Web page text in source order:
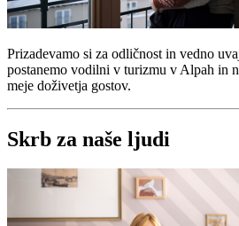
Prizadevamo si za odličnost in vedno
postanemo vodilni v turizmu v Alpah in
meje doživetja gostov.
Skrb za naše ljudi